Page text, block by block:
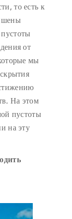
то есть к
от
мы
На этом
пустоты
на эту